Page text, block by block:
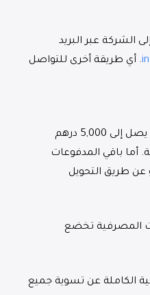
الشركة عبر البريد
. أي طريقة أخرى للتواصل
يمكن للمشتري دفع مبلغ يصل إلى 5,000 درهم
أما باقي المدفوعات
عن طريق التحويل
المصرفية تخضع
الكاملة عن تسوية جميع